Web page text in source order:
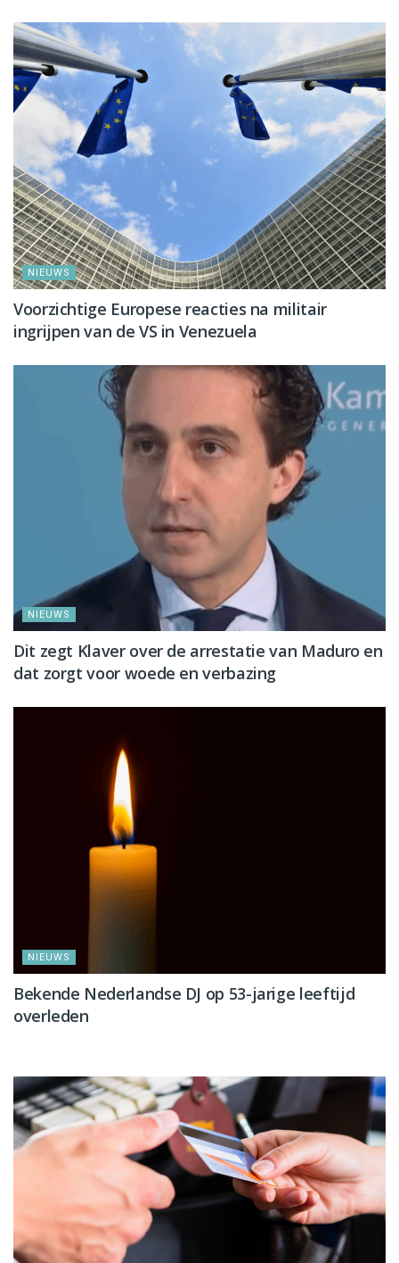
NIEUWS
Voorzichtige Europese reacties na militair
ingrijpen van de VS in Venezuela
NIEUWS
Dit zegt Klaver over de arrestatie van Maduro en
dat zorgt voor woede en verbazing
NIEUWS
Bekende Nederlandse DJ op 53-jarige leeftijd
overleden